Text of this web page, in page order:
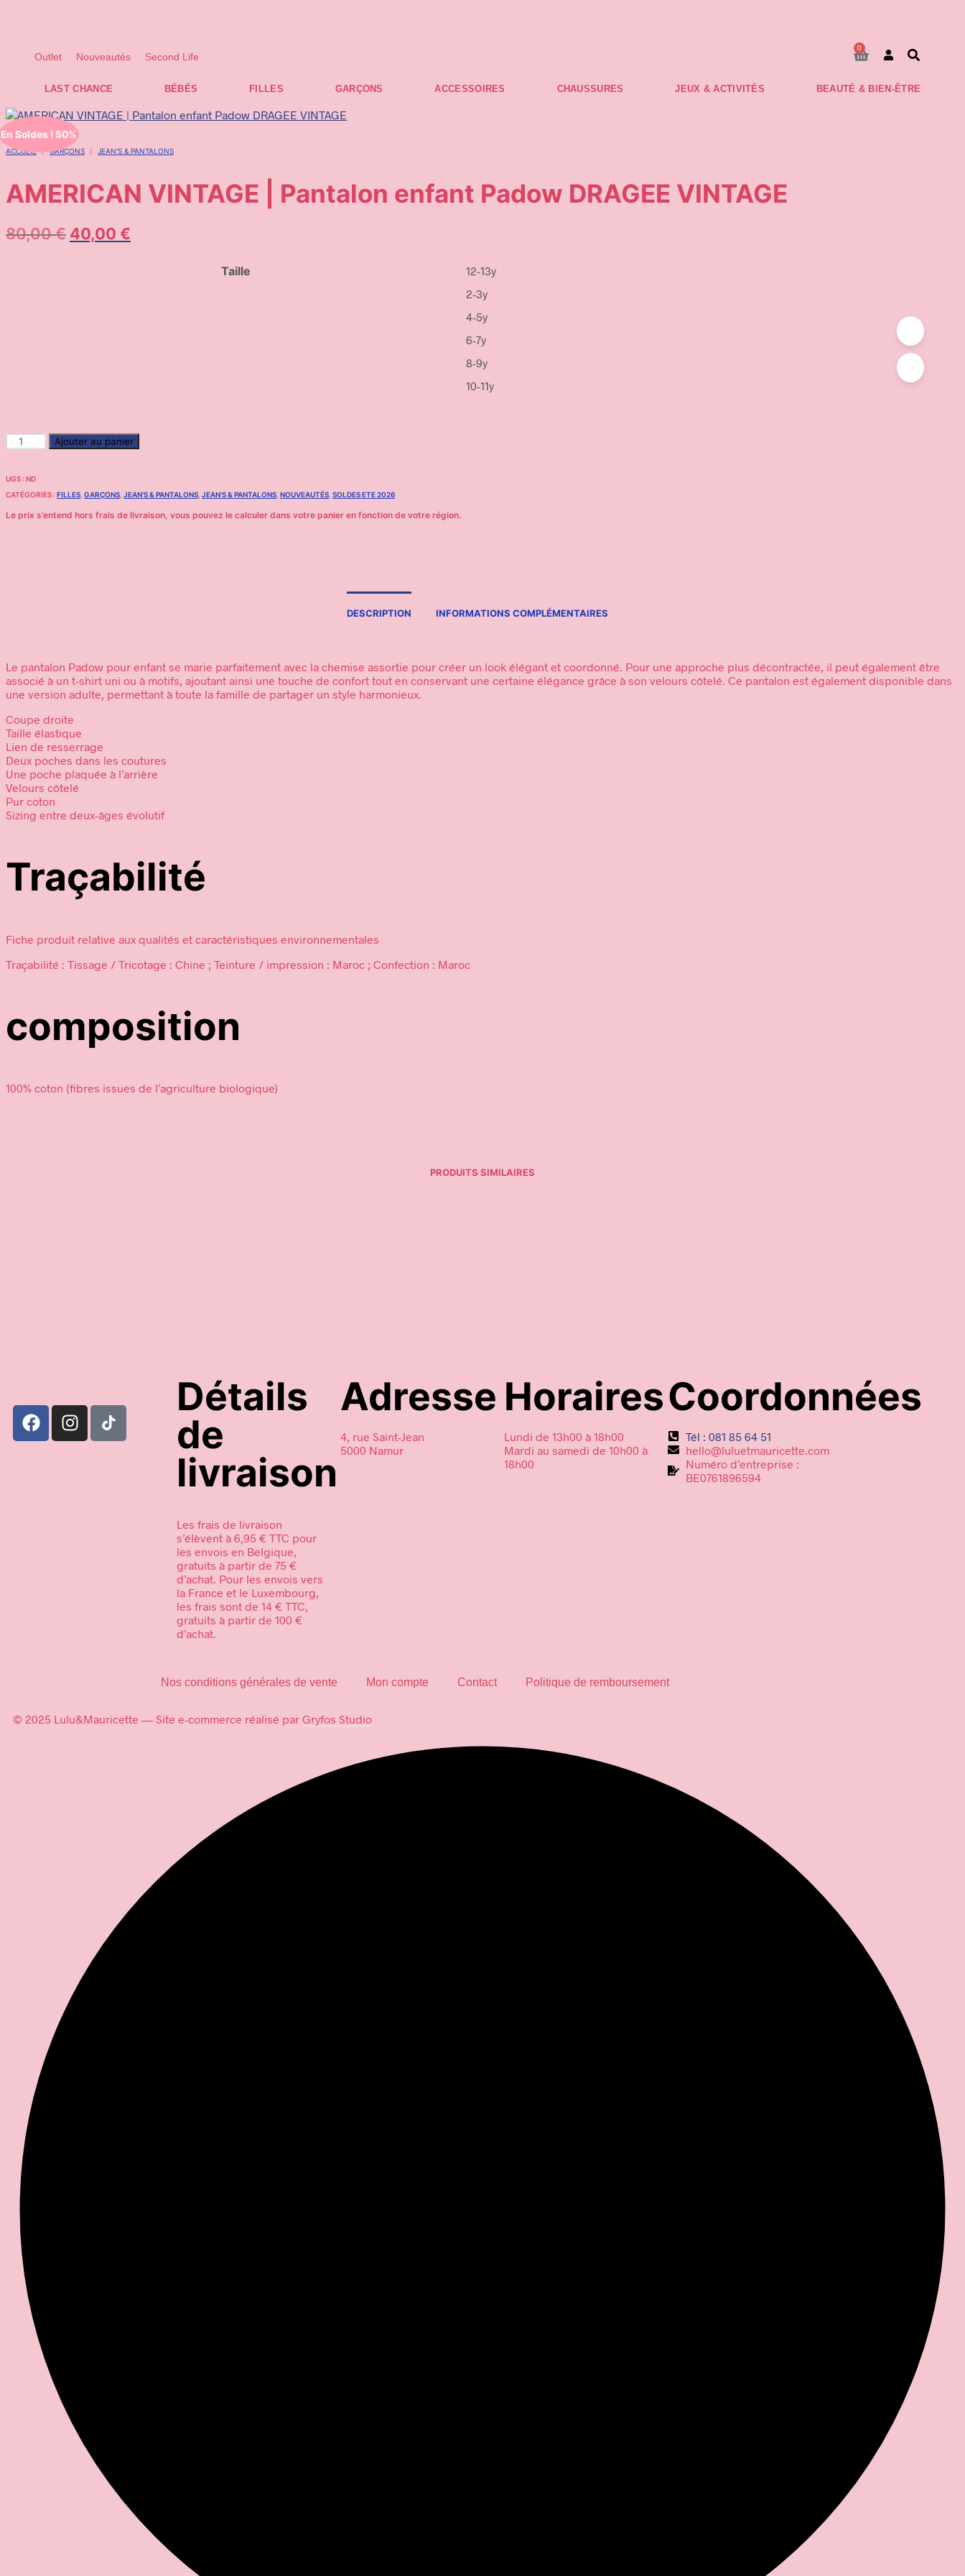
Pour les envois vers la France et le Luxembourg, les frais sont de 14 € TTC, gratuits à partir de 100 € d'achat.
Commande envoyée dans les
Outlet Nouveautés Second Life
0
LAST CHANCE BÉBÉS FILLES GARÇONS ACCESSOIRES CHAUSSURES JEUX & ACTIVITÉS BEAUTÉ & BIEN-ÊTRE
En Soldes ! 50%
ACCUEIL / GARÇONS / JEAN'S & PANTALONS
AMERICAN VINTAGE | Pantalon enfant Padow DRAGEE VINTAGE
80,00€ 40,00 €
Taille
12-13y
2-3y
4-5y
6-7y
8-9y
10-11y
Ajouter au panier
UGS : ND
CATÉGORIES : FILLES GARÇONS JEAN'S & PANTALONS JEAN'S & PANTALONS NOUVEAUTÉS SOLDES ETE 2026
DESCRIPTION INFORMATIONS COMPLÉMENTAIRES
Le pantalon Padow pour enfant se marie parfaitement avec la chemise assortie pour créer un look élégant et coordonné. Pour une approche plus décontractée, il peut également être
associé à un t-shirt uni ou à motifs, ajoutant ainsi une touche de confort tout en conservant une certaine élégance grâce à son velours côtelé. Ce pantalon est également disponible dans
une version adulte, permettant à toute la famille de partager un style harmonieux.
Coupe droite
Taille élastique
Lien de resserrage
Deux poches dans les coutures
Une poche plaquée à l’arrière
Velours côtelé
Pur coton
Sizing entre deux-âges évolutif
Traçabilité
Fiche produit relative aux qualités et caractéristiques environnementales
Traçabilité : Tissage / Tricotage : Chine ; Teinture / impression : Maroc ; Confection : Maroc
composition
100% coton (fibres issues de l’agriculture biologique)
PRODUITS SIMILAIRES
Détails
de
livraison
Les frais de livraison
s’élèvent à 6,95 € TTC pour
les envois en Belgique,
gratuits à partir de 75 €
d’achat. Pour les envois vers
la France et le Luxembourg,
les frais sont de 14 € TTC,
gratuits à partir de 100 €
d’achat.
Adresse
4, rue Saint-Jean
5000 Namur
Horaires
Lundi de 13h00 à 18h00
Mardi au samedi de 10h00 à
18h00
Coordonnées
Tél : 081 85 64 51
hello@luluetmauricette.com
Numéro d’entreprise :
BE0761896594
Nos conditions générales de vente Mon compte Contact Politique de remboursement
© 2025 Lulu&Mauricette — Site e-commerce réalisé par Gryfos Studio